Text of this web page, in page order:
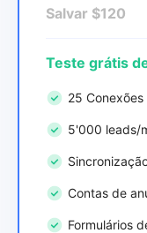
Salvar $120
Teste grátis
25 Conexões
5'000 leads/
Contas de
Formulários